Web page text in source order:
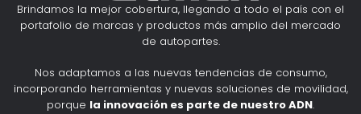
Brindamos la mejor cobertura, llegando a todo el país con el
portafolio de marcas y productos más amplio del mercado
de autopartes.
Nos adaptamos a las nuevas tendencias de consumo,
incorporando herramientas y nuevas soluciones de movilidad,
porque la innovación es parte de nuestro ADN.